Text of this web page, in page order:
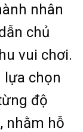
nhân
chủ
vui chơi.
lựa chọn
độ
nhằm hỗ